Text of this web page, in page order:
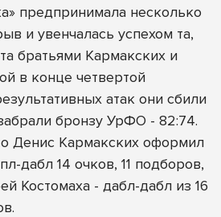
предпринимала несколько
и увенчалась успехом та,
братьями Кармакских и
в конце четвертой
атак они сбили
бронзу УрФО - 82:74.
Денис Кармакских оформил
дабл 14 очков, 11 подборов,
Костомаха - дабл-дабл из 16